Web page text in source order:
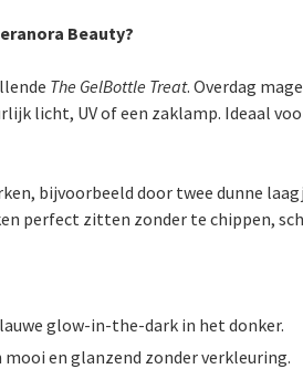
Beauty?
The GelBottle Treat. Overdag
licht, UV of een zaklamp. Ideaal
bijvoorbeeld door twee dunne
perfect zitten zonder te chippen,
glow-in-the-dark in het donker.
en glanzend zonder verkleuring.